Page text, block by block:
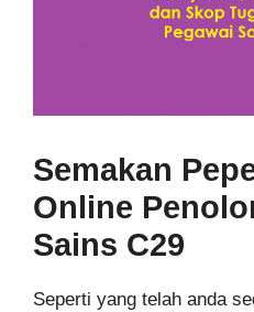
Semakan
Online
Sains C29
Seperti yang telah anda